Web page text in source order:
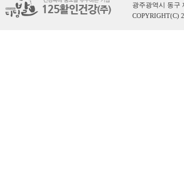
광주광역시 동구
COPYRIGHT(C)